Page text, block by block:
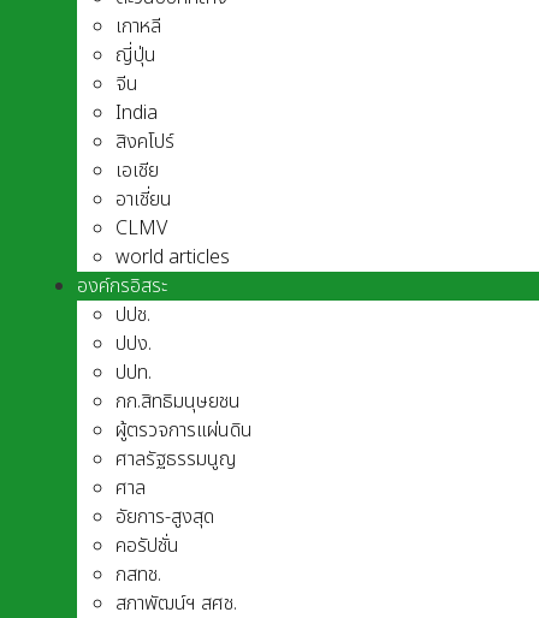
เกาหลี
ญี่ปุ่น
จีน
India
สิงคโปร์
เอเชีย
อาเชี่ยน
CLMV
world articles
องค์กรอิสระ
ปปช.
ปปง.
ปปท.
กก.สิทธิมนุษยชน
ผู้ตรวจการแผ่นดิน
ศาลรัฐธรรมนูญ
ศาล
อัยการ-สูงสุด
คอรัปชั่น
กสทช.
สภาพัฒน์ฯ สศช.